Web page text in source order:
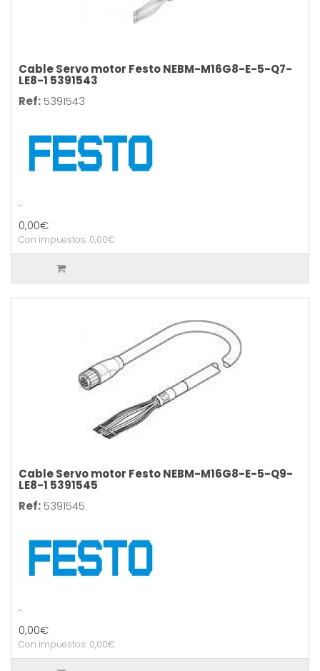
Cable Servo motor Festo NEBM-M16G8-E-5-Q7-
LE8-1 5391543
Ref:5391543
..
0,00€
Con impuestos: 0,00€
Cable Servo motor Festo NEBM-M16G8-E-5-Q9-
LE8-1 5391545
Ref:5391545
..
0,00€
Con impuestos: 0,00€